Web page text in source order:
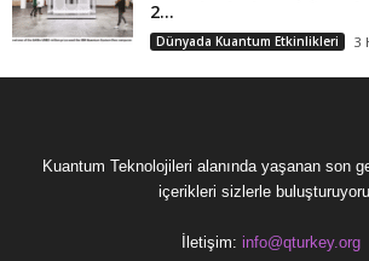
2...
Dünyada Kuantum Etkinlikleri 3
Kuantum Teknolojileri alanında yaşanan son
içerikleri sizlerle
İletişim: info@qturkey.org